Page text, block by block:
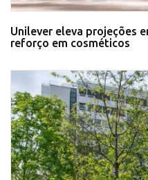
Unilever eleva projeções
reforço em cosméticos